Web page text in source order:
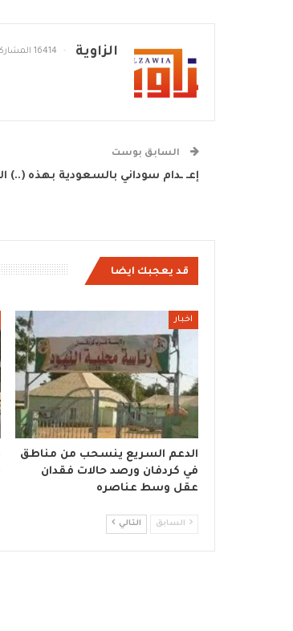
الزاوية 16414 المشاركات
السابق بوست
إعـ ـدام سوداني بالسعودية بهذه (..)
قد يعجبك ايضا
اخبار
الدعم السريع ينسحب من مناطق
في كردفان ورصد حالات فقدان
عقل وسط عناصره
السابق التالي